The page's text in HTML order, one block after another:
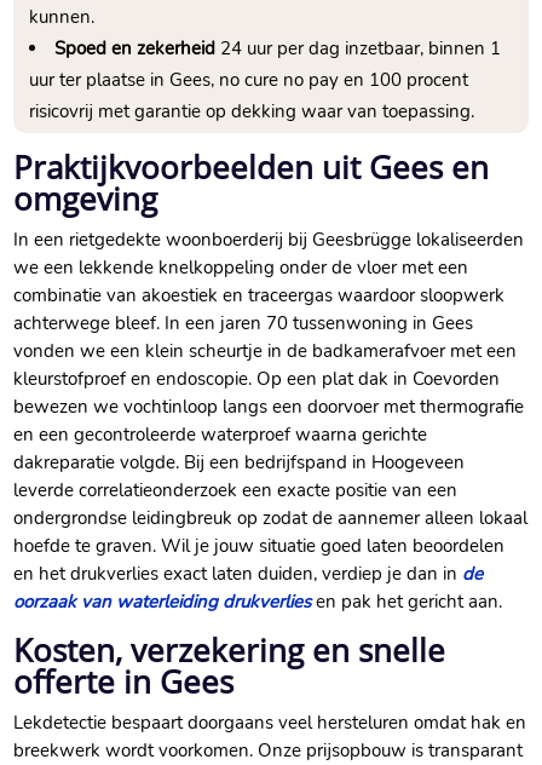
kunnen.​
Spoed en zekerheid 24 uur per dag inzetbaar, binnen 1
uur ter plaatse in Gees, no cure no pay en 100 procent
risicovrij met garantie op dekking waar van toepassing.​
Praktijkvoorbeelden uit Gees en
omgeving
In een rietgedekte woonboerderij bij Geesbrügge lokaliseerden
we een lekkende knelkoppeling onder de vloer met een
combinatie van akoestiek en traceergas waardoor sloopwerk
achterwege bleef.​ In een jaren 70 tussenwoning in Gees
vonden we een klein scheurtje in de badkamerafvoer met een
kleurstofproef en endoscopie.​ Op een plat dak in Coevorden
bewezen we vochtinloop langs een doorvoer met thermografie
en een gecontroleerde waterproef waarna gerichte
dakreparatie volgde.​ Bij een bedrijfspand in Hoogeveen
leverde correlatieonderzoek een exacte positie van een
ondergrondse leidingbreuk op zodat de aannemer alleen lokaal
hoefde te graven.​ Wil je jouw situatie goed laten beoordelen
en het drukverlies exact laten duiden, verdiep je dan in de
oorzaak van waterleiding drukverliesen pak het gericht aan.​
Kosten, verzekering en snelle
offerte in Gees
Lekdetectie bespaart doorgaans veel hersteluren omdat hak en
breekwerk wordt voorkomen.​ Onze prijsopbouw is transparant